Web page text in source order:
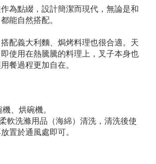
為點綴，設計簡潔而現代，無論是和
能自然搭配。
配義大利麵、焗烤料理也很合適。天
使用在熱騰騰的料理上，叉子本身也
餐過程更加自在。
、烘碗機。
軟洗滌用品（海綿）清洗，清洗後使
置於通風處即可。